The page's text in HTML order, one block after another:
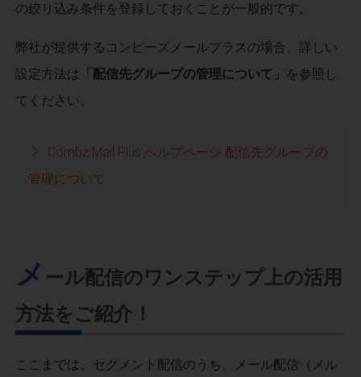
の絞り込み条件を登録しておくことが一般的です。
弊社が提供するコンビーズメールプラスの場合、詳しい
設定方法は
「配信先グループの管理について」 を参照し
てください。
Combz Mail Plus ヘルプページ 配信先グループの
管理について
メ ール配信のワンステップ上の活用
方法をご紹介！
ここまでは、セグメント配信のうち、メール配信（メル